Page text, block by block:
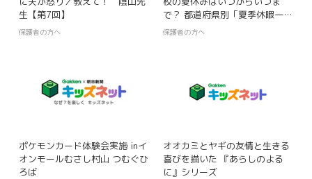
生【第7回】
保護者の方へ
で？ 都道府県別「夏季休暇一
覧」
保護者の方へ
ポケモンカード体験会実施 inイ
オンモールむさし村山 つむぐひ
ろば
オオカミとヤギの友情と生きる
喜びを描いた 『あらしのよる
に』シリーズ